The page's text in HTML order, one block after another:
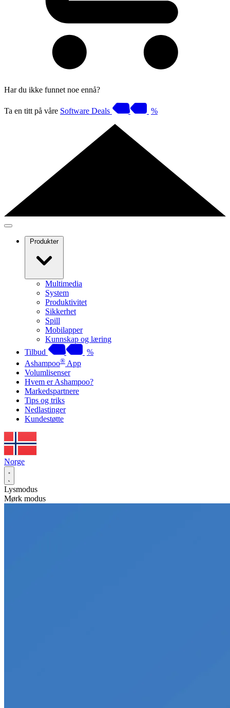
Har du ikke funnet noe ennå?
Ta en titt på våre Software Deals %
Produkter
Multimedia
System
Produktivitet
Sikkerhet
Spill
Mobilapper
Kunnskap og læring
Tilbud
%
Ashampoo® App
Volumlisenser
Hvem er Ashampoo?
Markedspartnere
Tips og triks
Nedlastinger
Kundestøtte
Norge
Lysmodus
Mørk modus